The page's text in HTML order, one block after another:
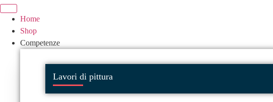
Home
Shop
Competenze
Lavori di pittura